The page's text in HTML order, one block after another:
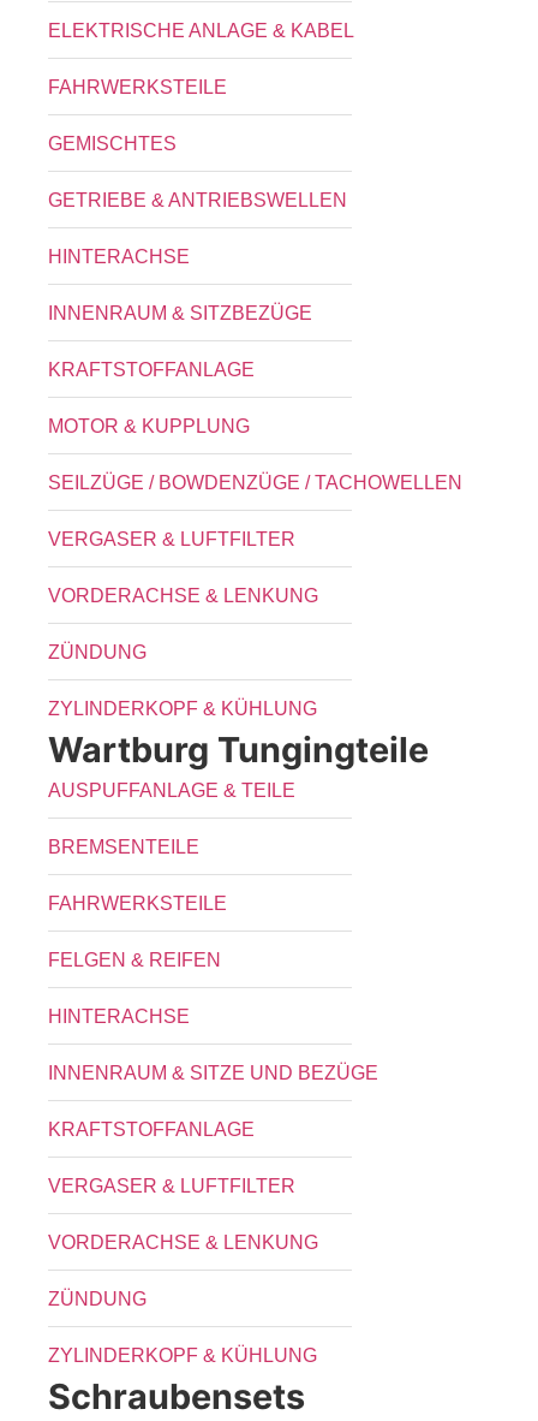
ELEKTRISCHE ANLAGE & KABEL
FAHRWERKSTEILE
GEMISCHTES
GETRIEBE & ANTRIEBSWELLEN
HINTERACHSE
INNENRAUM & SITZBEZÜGE
KRAFTSTOFFANLAGE
MOTOR & KUPPLUNG
SEILZÜGE / BOWDENZÜGE / TACHOWELLEN
VERGASER & LUFTFILTER
VORDERACHSE & LENKUNG
ZÜNDUNG
ZYLINDERKOPF & KÜHLUNG
Wartburg Tungingteile
AUSPUFFANLAGE & TEILE
BREMSENTEILE
FAHRWERKSTEILE
FELGEN & REIFEN
HINTERACHSE
INNENRAUM & SITZE UND BEZÜGE
KRAFTSTOFFANLAGE
VERGASER & LUFTFILTER
VORDERACHSE & LENKUNG
ZÜNDUNG
ZYLINDERKOPF & KÜHLUNG
Schraubensets